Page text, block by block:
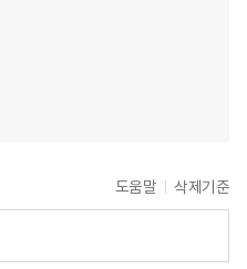
도움말 삭제기준